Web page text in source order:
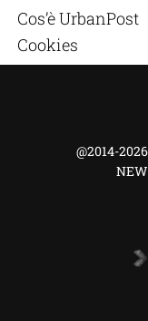
Cos’è UrbanPost
Cookies
@2014-